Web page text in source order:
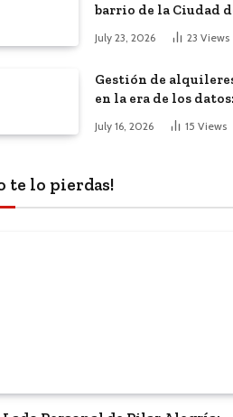
barrio de la Ciudad
México atrajo a
trabajadores remotos
July 23, 2026 23 Views
Gestión de
en la era de los datos:
El impacto de la
inteligencia artificial
July 16, 2026 15 Views
te lo pierdas!